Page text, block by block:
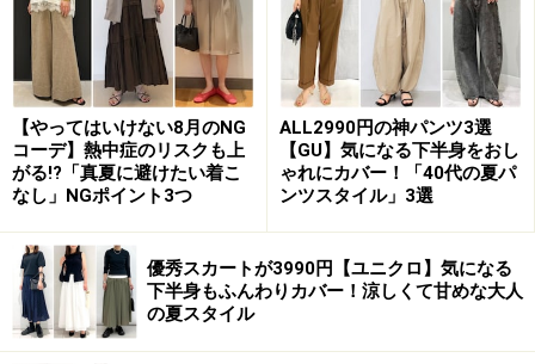
グリーンとグレーの秋らしい配色コーデでおしゃれ見え 出
典：WEAR
写真 で着ているのはジャストサイズの五分袖ニットと、
ゆったりとしたカーブを描くバレルパンツ。上半身がコ
ンパクトに見え、スタイルアップする黄金バランスで
す。
黄味の強いグリーンとライトグレーの配色は、秋らしい
【やってはいけない8月のNG
コーデ】熱中症のリスクも上
がる!?「真夏に避けたい着こ
なし」NGポイント3つ
ALL2990円の神パンツ3選
【GU】気になる下半身をおし
ゃれにカバー！「40代の夏パ
ンツスタイル」3選
優秀スカートが3990円【ユニクロ】気になる
下半身もふんわりカバー！涼しくて甘めな大人
の夏スタイル